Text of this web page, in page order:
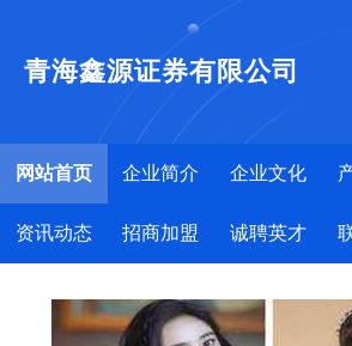
青海鑫源证券有限公司
网站首页 企业简介 企业文化
资讯动态 招商加盟 诚聘英才